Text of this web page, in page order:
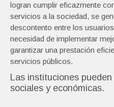
logran cumplir eficazmente
servicios a la sociedad, se
descontento entre los
necesidad de implementar
garantizar una prestación
servicios públicos.
Las instituciones
sociales y económicas.